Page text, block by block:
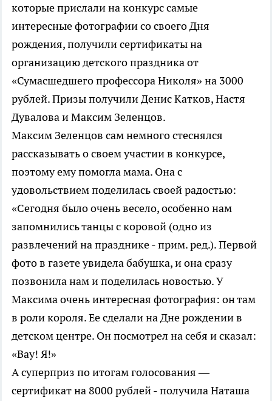
которые прислали на конкурс самые
интересные фотографии со своего Дня
рождения, получили сертификаты на
организацию детского праздника от
«Сумасшедшего профессора Николя» на 3000
рублей. Призы получили Денис Катков, Настя
Дувалова и Максим Зеленцов.
Максим Зеленцов сам немного стеснялся
рассказывать о своем участии в конкурсе,
поэтому ему помогла мама. Она с
удовольствием поделилась своей радостью:
«Сегодня было очень весело, особенно нам
запомнились танцы с коровой (одно из
развлечений на празднике - прим. ред.). Первой
фото в газете увидела бабушка, и она сразу
позвонила нам и поделилась новостью. У
Максима очень интересная фотография: он там
в роли короля. Ее сделали на Дне рождении в
детском центре. Он посмотрел на себя и сказал:
«Вау! Я!»
А суперприз по итогам голосования —
сертификат на 8000 рублей - получила Наташа